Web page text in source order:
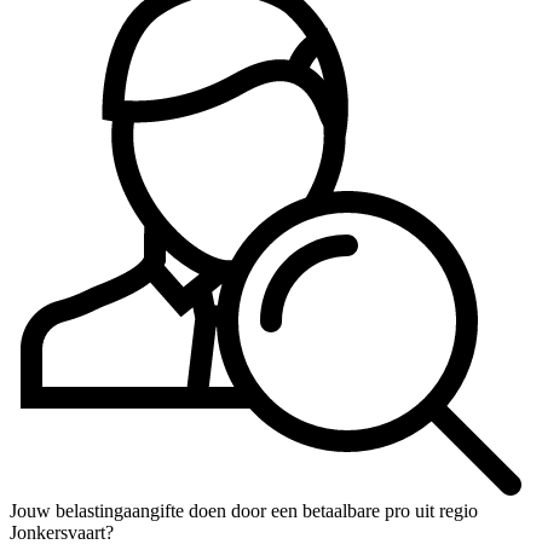
Jouw belastingaangifte doen door een betaalbare pro uit regio
Jonkersvaart?